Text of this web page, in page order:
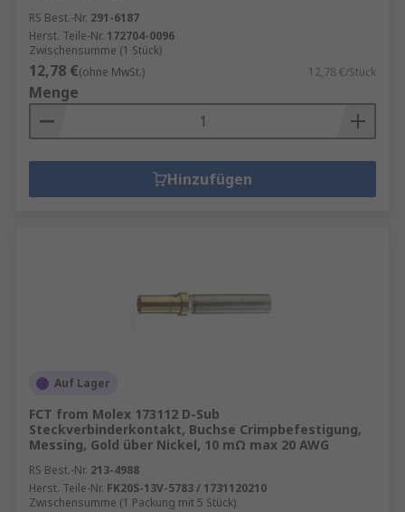
RS Best.-Nr. 291-6187
Herst. Teile-Nr. 172704-0096
Zwischensumme (1 Stück)
12,78 €(ohne MwSt.) 12,78 €/Stück
Menge
Hinzufügen
Auf Lager
FCT from Molex 173112 D-Sub
Steckverbinderkontakt, Buchse Crimpbefestigung,
Messing, Gold über Nickel, 10 mΩ max 20 AWG
RS Best.-Nr. 213-4988
Herst. Teile-Nr. FK20S-13V-5783 / 1731120210
Zwischensumme (1 Packung mit 5 Stück)